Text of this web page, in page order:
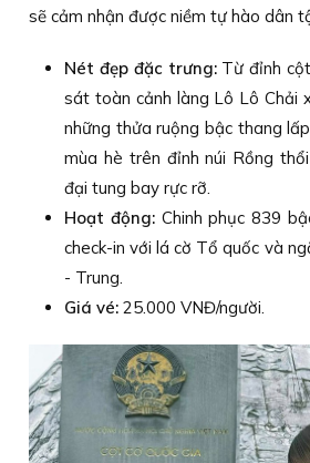
sẽ cảm nhận được niềm tự hào dân
Nét đẹp đặc trưng:Từ đỉnh cột
sát toàn cảnh làng Lô Lô Chải
những thửa ruộng bậc thang
mùa hè trên đỉnh núi Rồng
đại tung bay rực rỡ.
Hoạt động:Chinh phục 839
check-in với lá cờ Tổ quốc và
- Trung.
Giá vé: 25.000 VNĐ/người.